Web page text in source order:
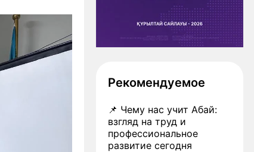
Рекомендуемое
📌 Чему нас учит Абай:
взгляд на труд и
профессиональное
развитие сегодня